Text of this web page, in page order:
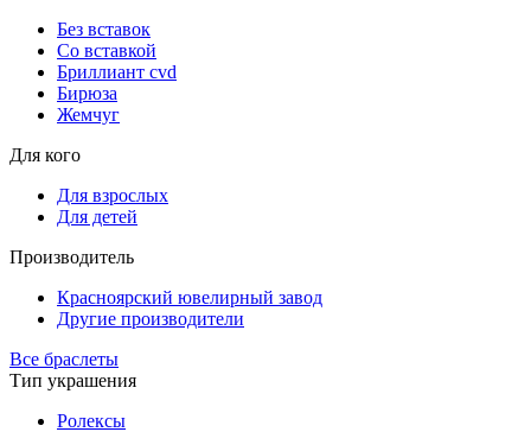
Без вставок
Со вставкой
Бриллиант cvd
Бирюза
Жемчуг
Для кого
Для взрослых
Для детей
Производитель
Красноярский ювелирный завод
Другие производители
Все браслеты
Тип украшения
Ролексы